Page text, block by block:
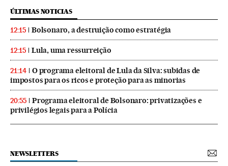
ÚLTIMAS NOTICIAS
12:15 Bolsonaro, a destruição como estratégia
12:15 Lula, uma ressurreição
21:14
O programa eleitoral de Lula da Silva: subidas de
impostos para os ricos e proteção para as minorias
20:55
Programa eleitoral de Bolsonaro: privatizações e
privilégios legais para a Polícia
NEWSLETTERS